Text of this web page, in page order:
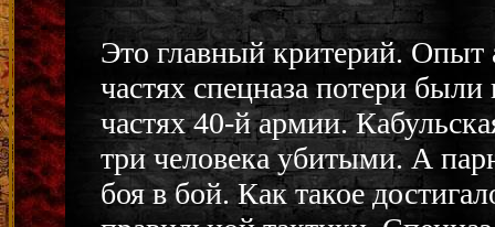
Это главный критерий. Опыт
частях спецназа потери
частях 40-й армии.
три человека убитыми. А
боя в бой. Как такое